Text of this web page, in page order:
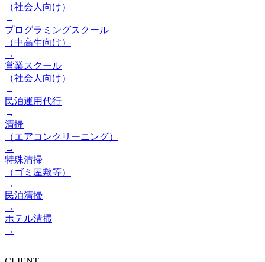
（社会人向け）
→
プログラミングスクール
（中高生向け）
→
営業スクール
（社会人向け）
→
民泊運用代行
→
清掃
（エアコンクリーニング）
→
特殊清掃
（ゴミ屋敷等）
→
民泊清掃
→
ホテル清掃
→